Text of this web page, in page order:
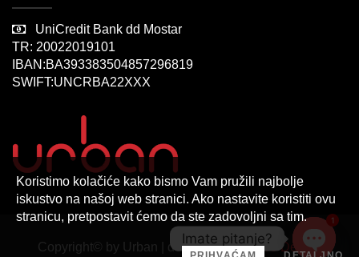
UniCredit Bank dd Mostar
TR: 20022019101
IBAN:BA393383504857296819
SWIFT:UNCRBA22XXX
Copyright© by Urban | design bySarajevo Design
Koristimo kolačiće kako bismo Vam pružili najbolje
iskustvo na našoj web stranici. Ako nastavite koristiti ovu
stranicu, pretpostavit ćemo da ste zadovoljni sa tim.
Imate pitanje?
1